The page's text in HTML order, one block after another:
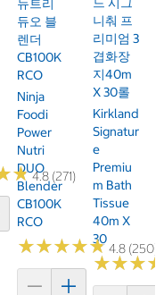
★
★4.8 (271)
담기
뉴트리
듀오 블
렌더
CB100K
RCO
Ninja
Foodi
Power
Nutri
DUO
Blender
CB100K
RCO
★★★★★
★★★★★4.8 (250)
니춰 프
리미엄 3
겹화장
지40m
X 30롤
Kirkland
Signatur
E
Premiu
M Bath
Tissue
40m X
30
★★★
★★★